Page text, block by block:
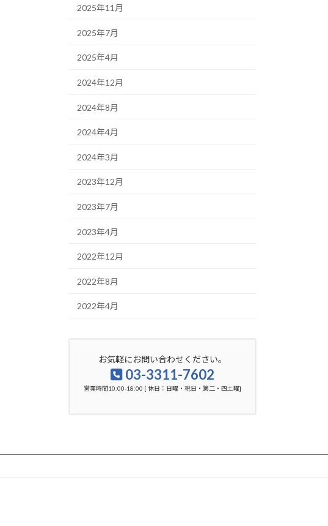
2025年11月
2025年7月
2025年4月
2024年12月
2024年8月
2024年4月
2024年3月
2023年12月
2023年7月
2023年4月
2022年12月
2022年8月
2022年4月
お気軽にお問い合わせください。
03-3311-7602
営業時間10:00-18:00 [ 休日：日曜・祝日・第二・四土曜]